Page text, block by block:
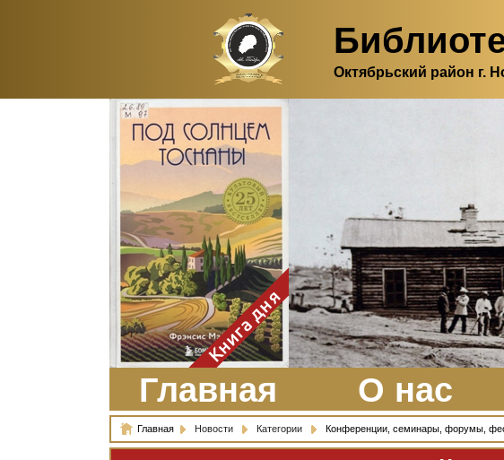
Октябрьский район г.
Здесь, в своем
итальянском доме, я вновь
испытала первичную
радость единения с
природой. Дом открыт
для бабочек, стрекоз, пчёл
или всех, кто пожелает
влететь в одно окно и
вылететь из другого. Едим
мы почти всегда во
дворе. Во мне настолько
возродился здравый
смысл моей матери -
умение наслаждаться
настоящим и не спешить, -
что даже нашлось время
отполировать до блеска
оконное стекло.
ЗаказатьКнига дня
Главная О нас
Главная Новости Категории Конференции, семинары, форумы,